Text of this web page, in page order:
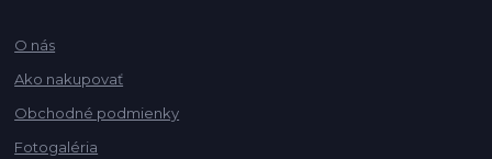
O nás
Ako nakupovať
Obchodné podmienky
Fotogaléria